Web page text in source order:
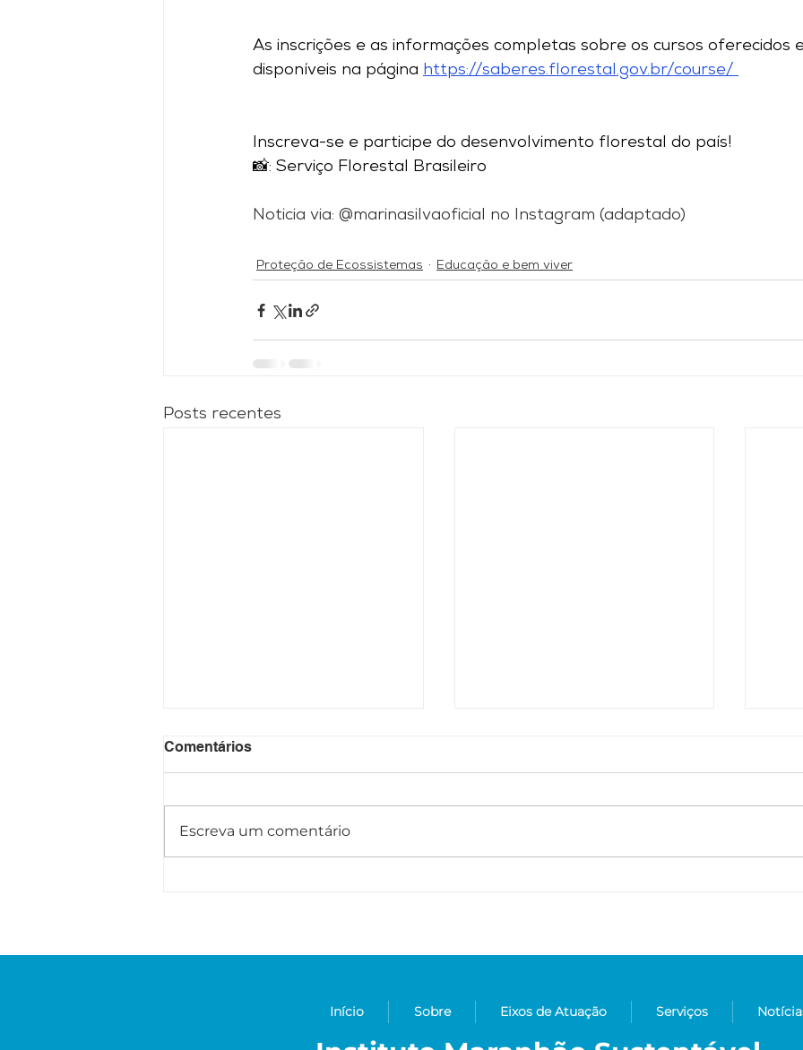
As inscrições e as informações completas sobre os cursos oferecidos
disponíveis na página https://saberes.florestal.gov.br/course/
Inscreva-se e participe do desenvolvimento florestal do país!
📸: Serviço Florestal Brasileiro
Noticia via: @marinasilvaoficial no Instagram (adaptado)
Proteção de Ecossistemas Educação e bem viver
Posts recentes
Comentários
Escreva um comentário
Início Sobre Eixos de Atuação Serviços